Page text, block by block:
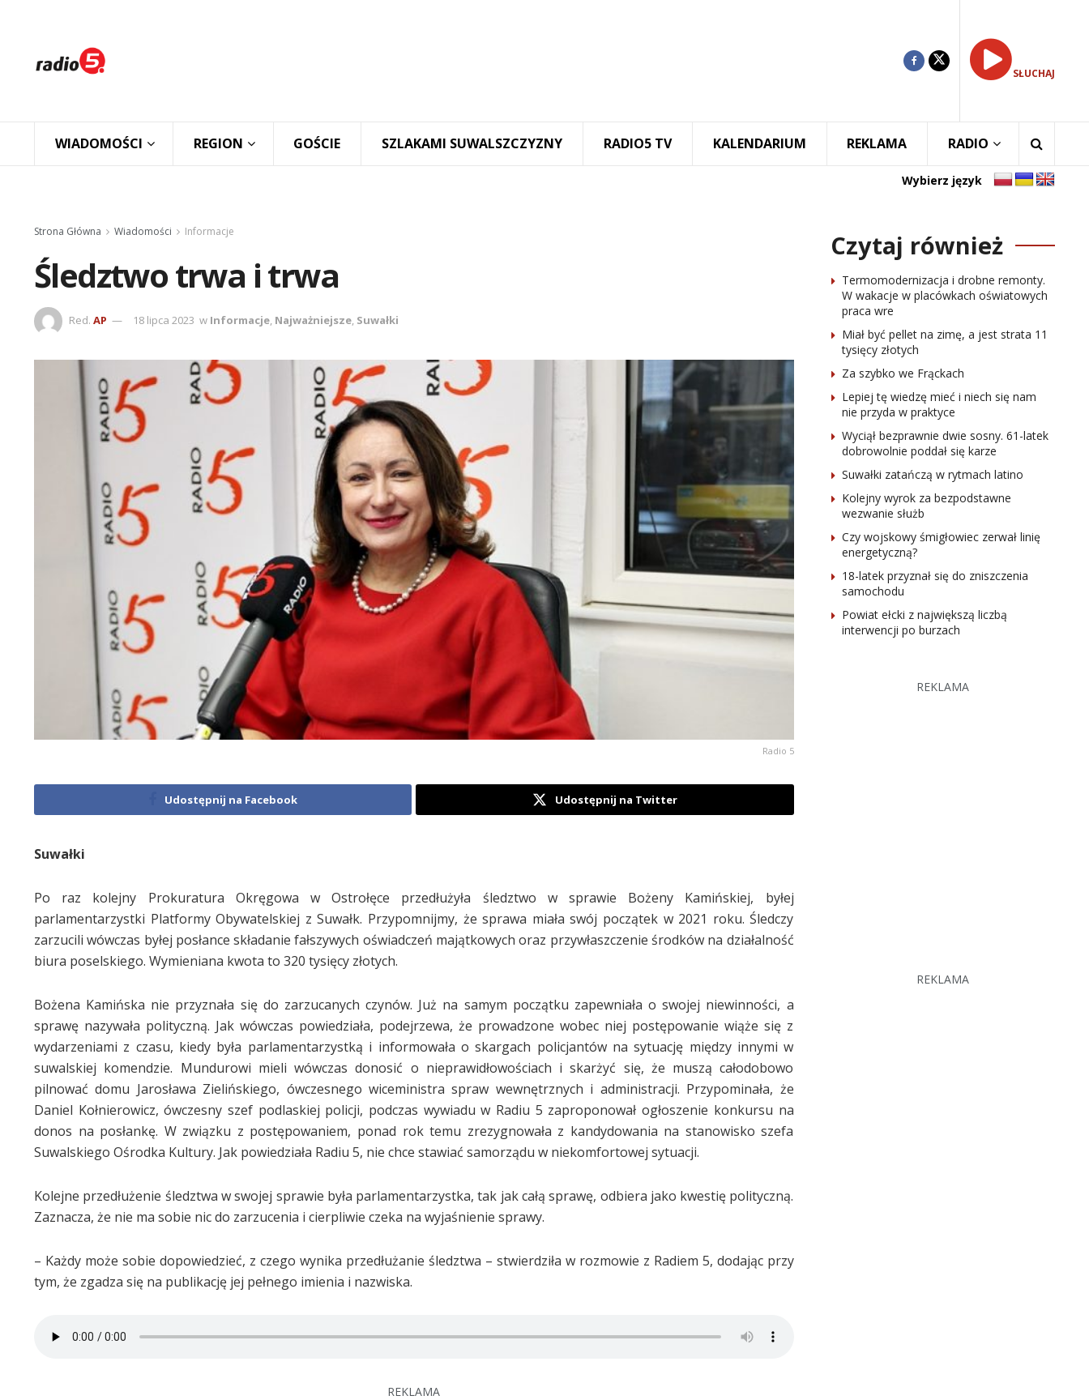
SŁUCHAJ
WIADOMOŚCI REGION GOŚCIE SZLAKAMI SUWALSZCZYZNY RADIO5 TV KALENDARIUM REKLAMA RADIO
Wybierz język
Strona Główna Wiadomości Informacje
Śledztwo trwa i trwa
Red. AP 18 lipca 2023 w Informacje, Najważniejsze, Suwałki
Radio 5
Udostępnij na Facebook Udostępnij na Twitter
Suwałki
Po raz kolejny Prokuratura Okręgowa w Ostrołęce przedłużyła śledztwo w sprawie Bożeny Kamińskiej, byłej
parlamentarzystki Platformy Obywatelskiej z Suwałk. Przypomnijmy, że sprawa miała swój początek w 2021 roku. Śledczy
zarzucili wówczas byłej posłance składanie fałszywych oświadczeń majątkowych oraz przywłaszczenie środków na działalność
biura poselskiego. Wymieniana kwota to 320 tysięcy złotych.
Bożena Kamińska nie przyznała się do zarzucanych czynów. Już na samym początku zapewniała o swojej niewinności, a
sprawę nazywała polityczną. Jak wówczas powiedziała, podejrzewa, że prowadzone wobec niej postępowanie wiąże się z
wydarzeniami z czasu, kiedy była parlamentarzystką i informowała o skargach policjantów na sytuację między innymi w
suwalskiej komendzie. Mundurowi mieli wówczas donosić o nieprawidłowościach i skarżyć się, że muszą całodobowo
pilnować domu Jarosława Zielińskiego, ówczesnego wiceministra spraw wewnętrznych i administracji. Przypominała, że
Daniel Kołnierowicz, ówczesny szef podlaskiej policji, podczas wywiadu w Radiu 5 zaproponował ogłoszenie konkursu na
donos na posłankę. W związku z postępowaniem, ponad rok temu zrezygnowała z kandydowania na stanowisko szefa
Suwalskiego Ośrodka Kultury. Jak powiedziała Radiu 5, nie chce stawiać samorządu w niekomfortowej sytuacji.
Kolejne przedłużenie śledztwa w swojej sprawie była parlamentarzystka, tak jak całą sprawę, odbiera jako kwestię polityczną.
Zaznacza, że nie ma sobie nic do zarzucenia i cierpliwie czeka na wyjaśnienie sprawy.
– Każdy może sobie dopowiedzieć, z czego wynika przedłużanie śledztwa – stwierdziła w rozmowie z Radiem 5, dodając przy
tym, że zgadza się na publikację jej pełnego imienia i nazwiska.
REKLAMA
Czytaj również
Termomodernizacja i drobne remonty.
W wakacje w placówkach oświatowych
praca wre
Miał być pellet na zimę, a jest strata 11
tysięcy złotych
Za szybko we Frąckach
Lepiej tę wiedzę mieć i niech się nam
nie przyda w praktyce
Wyciął bezprawnie dwie sosny. 61-latek
dobrowolnie poddał się karze
Suwałki zatańczą w rytmach latino
Kolejny wyrok za bezpodstawne
wezwanie służb
Czy wojskowy śmigłowiec zerwał linię
energetyczną?
18-latek przyznał się do zniszczenia
samochodu
Powiat ełcki z największą liczbą
interwencji po burzach
REKLAMA
REKLAMA